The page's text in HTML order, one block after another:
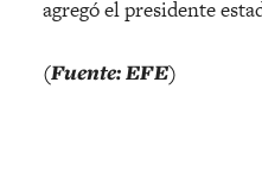
agregó el presidente
(Fuente: EFE)